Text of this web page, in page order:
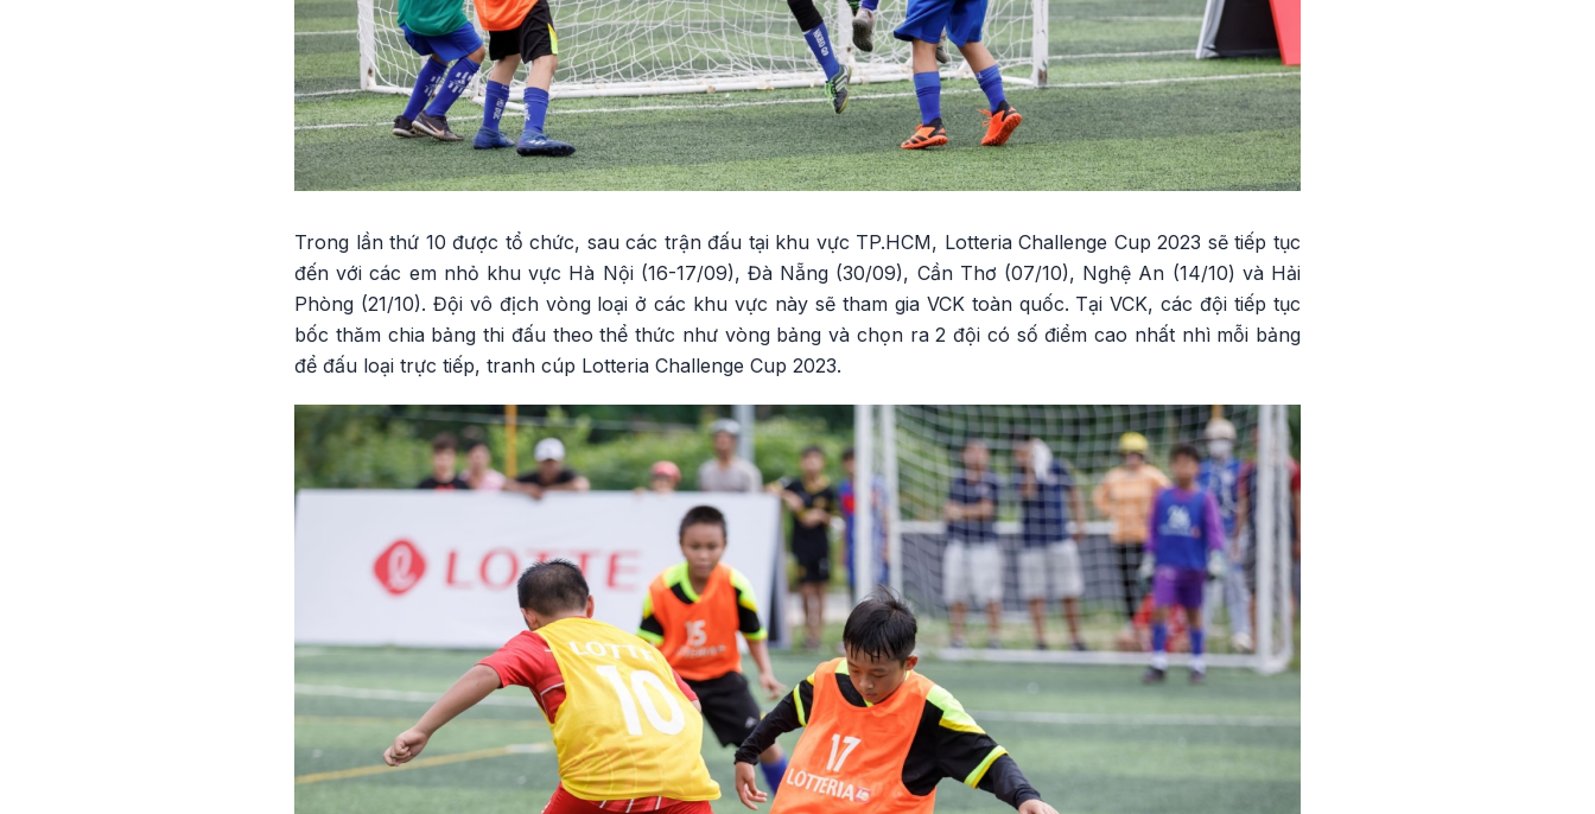
Trong lần thứ 10 được tổ chức, sau các trận đấu tại khu vực TP.HCM, Lotteria Challenge Cup 2023 sẽ tiếp tục
đến với các em nhỏ khu vực Hà Nội (16-17/09), Đà Nẵng (30/09), Cần Thơ (07/10), Nghệ An (14/10) và Hải
Phòng (21/10). Đội vô địch vòng loại ở các khu vực này sẽ tham gia VCK toàn quốc. Tại VCK, các đội tiếp tục
bốc thăm chia bảng thi đấu theo thể thức như vòng bảng và chọn ra 2 đội có số điểm cao nhất nhì mỗi bảng
để đấu loại trực tiếp, tranh cúp Lotteria Challenge Cup 2023.